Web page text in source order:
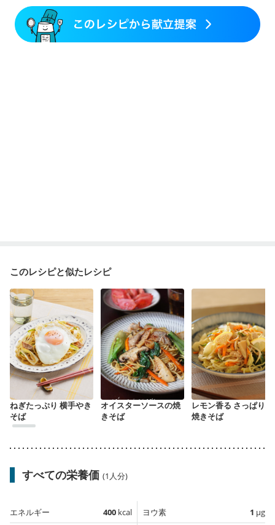
妊娠中(初期)
妊婦健診・血圧が気になる（初期）
妊婦健診・血糖値が気になる（初期）
このレシピと似たレシピ
ねぎたっぷり 横手やき
そば
オイスターソースの焼
きそば
レモン香る さっぱり塩
焼きそば
すべての栄養価 (1人分)
エネルギー 400 kcal
ヨウ素 1 µg